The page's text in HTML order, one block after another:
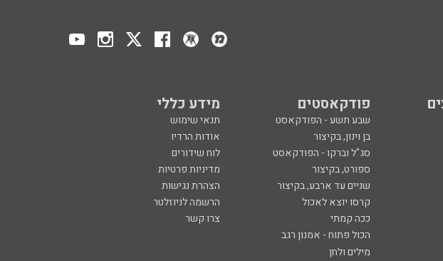
פודקאסטים מידע כללי
שבע תשע - הפודקאסט
תנאי שימוש
בן וינון, בקיצור
אודות הרדיו
סג"ל וברקו - הפודקאסט
לוח שידורים
ספורט, בקיצור
מדיניות פרטיות
שניים עד ארבע, בקיצור
הצהרת נגישות
קרסו יוצא לאכול
הרשמה לניוזלטר
ככה קמתי
צרו קשר
הכול פתוח - אמנון רגב
מילים ולחן